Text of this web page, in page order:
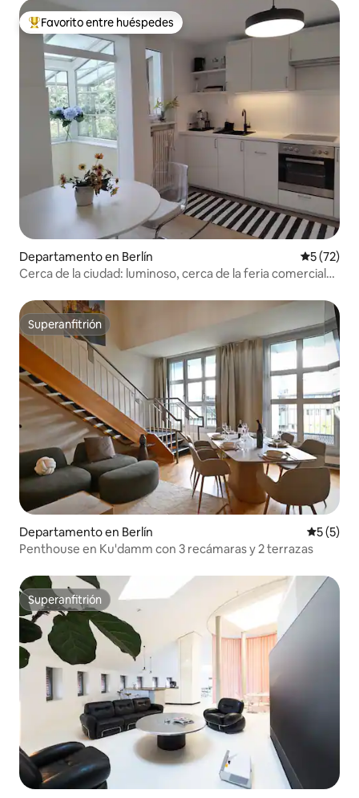
De los mejores en Favorito entre huéspedes
Favorito entre huéspedes
Departamento en Berlín
5 (72)
Cerca de la ciudad: luminoso, cerca de la feria comercial
Superanfitrión
Superanfitrión
Departamento en Berlín
5 (5)
Penthouse en Ku'damm con 3 recámaras y 2 terrazas
Superanfitrión
Superanfitrión